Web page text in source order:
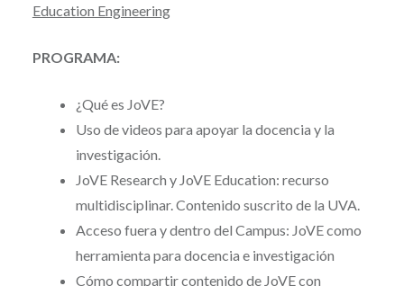
Education Engineering
PROGRAMA:
¿Qué es JoVE?
Uso de videos para apoyar la docencia y la
investigación.
JoVE Research y JoVE Education: recurso
multidisciplinar. Contenido suscrito de la UVA.
Acceso fuera y dentro del Campus: JoVE como
herramienta para docencia e investigación
Cómo compartir contenido de JoVE con